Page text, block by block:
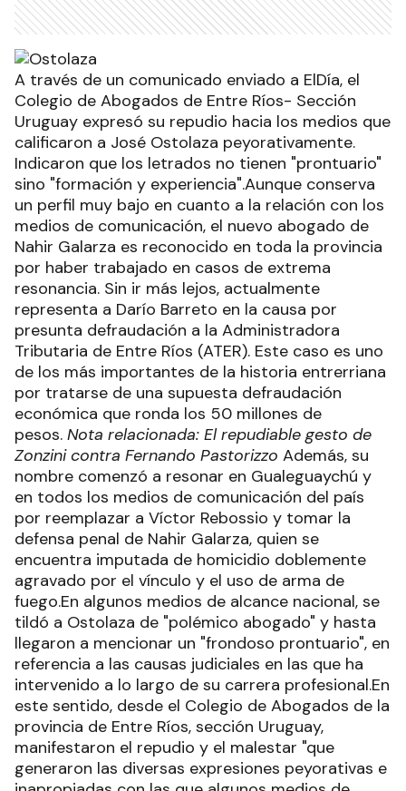
A través de un comunicado enviado a ElDía, el
Colegio de Abogados de Entre Ríos- Sección
Uruguay expresó su repudio hacia los medios que
calificaron a José Ostolaza peyorativamente.
Indicaron que los letrados no tienen "prontuario"
sino "formación y experiencia".Aunque conserva
un perfil muy bajo en cuanto a la relación con los
medios de comunicación, el nuevo abogado de
Nahir Galarza es reconocido en toda la provincia
por haber trabajado en casos de extrema
resonancia. Sin ir más lejos, actualmente
representa a Darío Barreto en la causa por
presunta defraudación a la Administradora
Tributaria de Entre Ríos (ATER). Este caso es uno
de los más importantes de la historia entrerriana
por tratarse de una supuesta defraudación
económica que ronda los 50 millones de
pesos. Nota relacionada: El repudiable gesto de
Zonzini contra Fernando Pastorizzo Además, su
nombre comenzó a resonar en Gualeguaychú y
en todos los medios de comunicación del país
por reemplazar a Víctor Rebossio y tomar la
defensa penal de Nahir Galarza, quien se
encuentra imputada de homicidio doblemente
agravado por el vínculo y el uso de arma de
fuego.En algunos medios de alcance nacional, se
tildó a Ostolaza de "polémico abogado" y hasta
llegaron a mencionar un "frondoso prontuario", en
referencia a las causas judiciales en las que ha
intervenido a lo largo de su carrera profesional.En
este sentido, desde el Colegio de Abogados de la
provincia de Entre Ríos, sección Uruguay,
manifestaron el repudio y el malestar "que
generaron las diversas expresiones peyorativas e